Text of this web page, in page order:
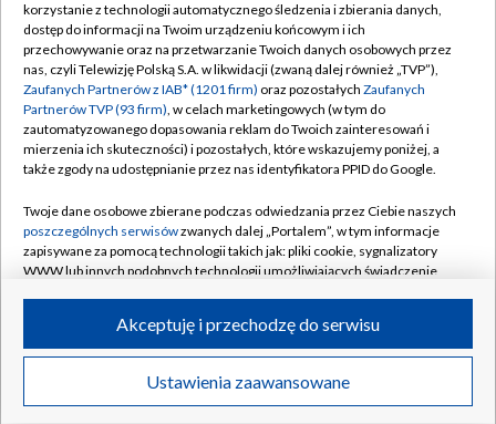
TVP
Abonament TVP
Emisja w TVP
Centrum informacji TVP
Naziemna Telewizja Cyfrowa
Rada Programowa
System NOS
Informacje o nadawcy
Program dla prasy
Ogłoszenie przetargowe
Regulamin TVP
Polityka prywatności
Moje zgody
Pomoc
Kontakt
Kanały
©2026 Telewizja Polska S.A. w likwidacji
korzystanie z technologii automatycznego śledzenia i zbierania danych,
dostęp do informacji na Twoim urządzeniu końcowym i ich
przechowywanie oraz na przetwarzanie Twoich danych osobowych przez
nas, czyli Telewizję Polską S.A. w likwidacji (zwaną dalej również „TVP”),
Zaufanych Partnerów z IAB* (1201 firm) oraz pozostałych Zaufanych
Partnerów TVP (93 firm), w celach marketingowych (w tym do
zautomatyzowanego dopasowania reklam do Twoich zainteresowań i
mierzenia ich skuteczności) i pozostałych, które wskazujemy poniżej, a
także zgody na udostępnianie przez nas identyfikatora PPID do Google.
Twoje dane osobowe zbierane podczas odwiedzania przez Ciebie naszych
poszczególnych serwisówzwanych dalej „Portalem”, w tym informacje
zapisywane za pomocą technologii takich jak: pliki cookie, sygnalizatory
WWW lub innych podobnych technologii umożliwiających świadczenie
ruchu w Internecie.
Twoje dane osobowe zbierane podczas odwiedzania przez Ciebie
poszczególnych serwisówna Portalu, takie jak adresy IP, identyfikatory
Ustawienia zaawansowane
Akceptuję i przechodzę do serwisu